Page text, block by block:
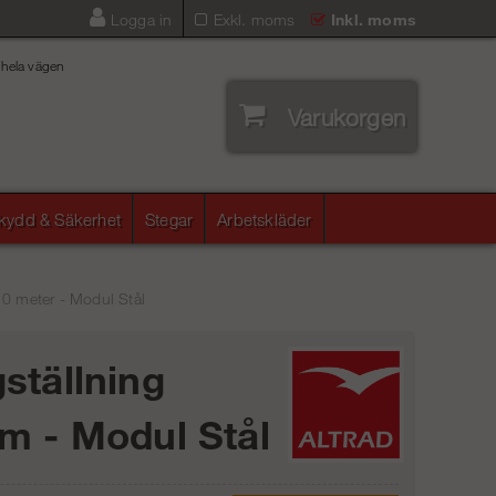
Exkl. moms Inkl. moms
Logga in
vägen
Varukorgen
& Säkerhet Stegar Arbetskläder
meter - Modul Stål
- Modul Stål